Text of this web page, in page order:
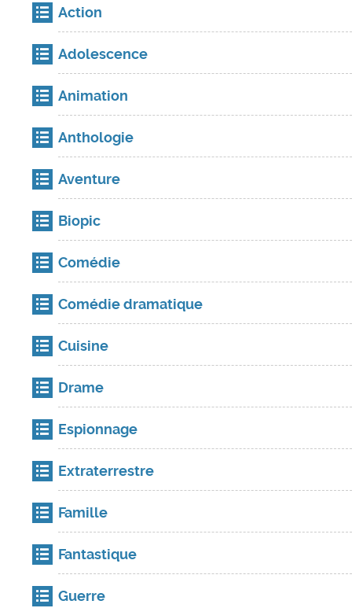
Action
Adolescence
Animation
Anthologie
Aventure
Biopic
Comédie
Comédie dramatique
Cuisine
Drame
Espionnage
Extraterrestre
Famille
Fantastique
Guerre